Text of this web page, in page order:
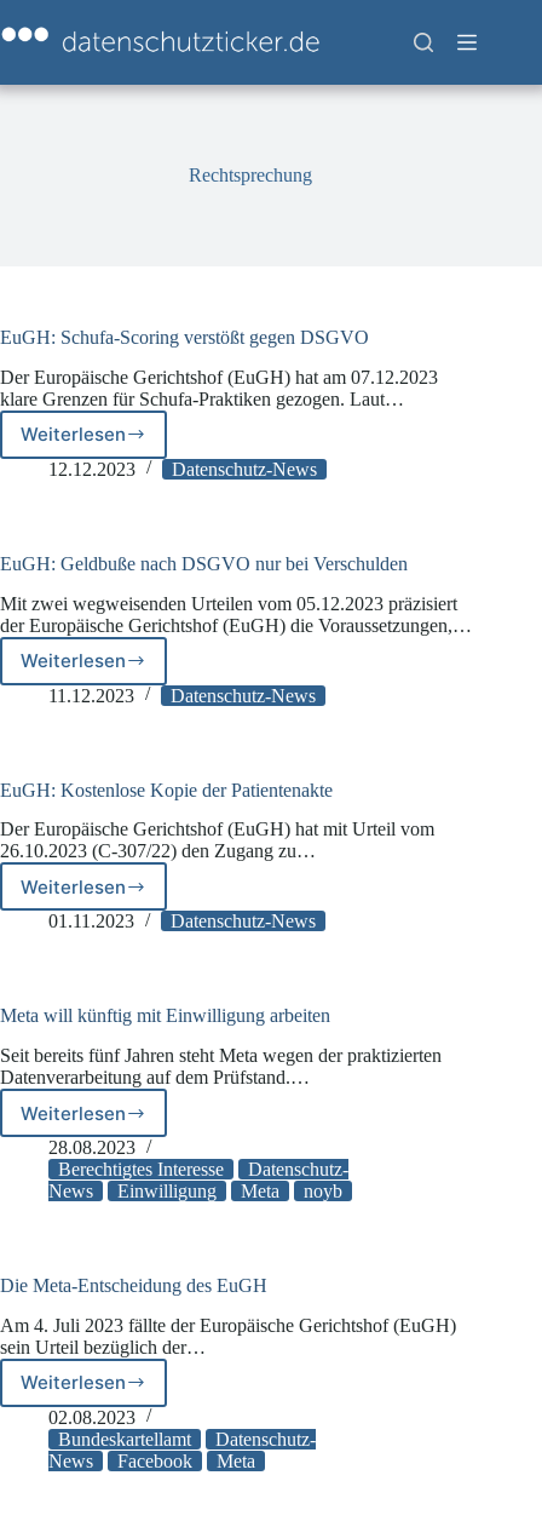
Inhalt
springen
Rechtsprechung
EuGH: Schufa-Scoring verstößt gegen DSGVO
Der Europäische Gerichtshof (EuGH) hat am 07.12.2023
klare Grenzen für Schufa-Praktiken gezogen. Laut…
Weiterlesen
EuGH:
Schufa-
DSGVO
12.12.2023 Datenschutz-News
EuGH: Geldbuße nach DSGVO nur bei Verschulden
Mit zwei wegweisenden Urteilen vom 05.12.2023 präzisiert
der Europäische Gerichtshof (EuGH) die Voraussetzungen,…
Weiterlesen
EuGH:
Geldbuße
bei
Verschulden
11.12.2023 Datenschutz-News
EuGH: Kostenlose Kopie der Patientenakte
Der Europäische Gerichtshof (EuGH) hat mit Urteil vom
26.10.2023 (C-307/22) den Zugang zu…
Weiterlesen
EuGH:
Kostenlose
01.11.2023 Datenschutz-News
Meta will künftig mit Einwilligung arbeiten
Seit bereits fünf Jahren steht Meta wegen der praktizierten
Datenverarbeitung auf dem Prüfstand.…
Weiterlesen
Meta
will
künftig
mit
28.08.2023
Berechtigtes Interesse
Datenschutz-
News
Einwilligung Meta noyb
Die Meta-Entscheidung des EuGH
Am 4. Juli 2023 fällte der Europäische Gerichtshof (EuGH)
sein Urteil bezüglich der…
Weiterlesen
Die
Meta-
Entscheidung
des
02.08.2023
Bundeskartellamt
Datenschutz-
News
Facebook Meta